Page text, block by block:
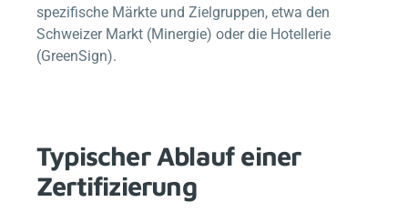
spezifische Märkte und Zielgruppen, etwa den
Schweizer Markt (Minergie) oder die Hotellerie
(GreenSign).
Typischer Ablauf einer
Zertifizierung